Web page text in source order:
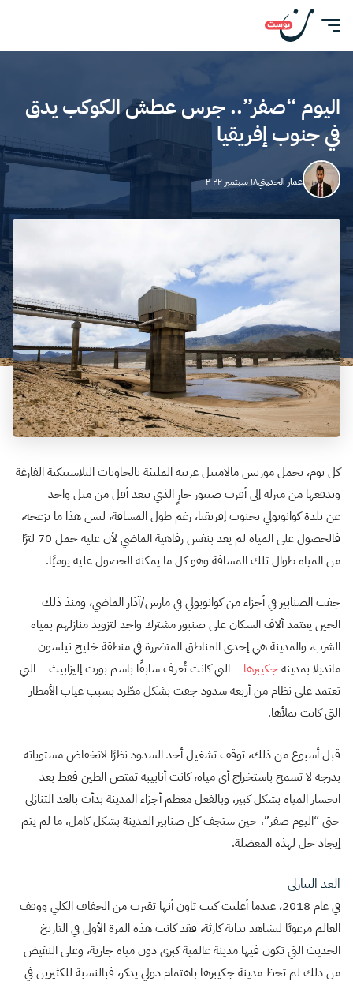
اليوم “صفر”.. جرس عطش الكوكب يدق
في جنوب إفريقيا
عمار الحديثي١٨ سبتمبر ٢٠٢٢
كل يوم، يحمل موريس مالامبيل عربته المليئة بالحاويات البلاستيكية الفارغة
ويدفعها من منزله إلى أقرب صنبور جارٍ الذي يبعد أقل من ميل واحد
عن بلدة كوانوبولي بجنوب إفريقيا، رغم طول المسافة، ليس هذا ما يزعجه،
فالحصول على المياه لم يعد بنفس رفاهية الماضي لأن عليه حمل 70 لترًا
من المياه طوال تلك المسافة وهو كل ما يمكنه الحصول عليه يوميًا.
جفت الصنابير في أجزاء من كوانوبولي في مارس/آذار الماضي، ومنذ ذلك
الحين يعتمد آلاف السكان على صنبور مشترك واحد لتزويد منازلهم بمياه
الشرب، والمدينة هي إحدى المناطق المتضررة في منطقة خليج نيلسون
مانديلا بمدينةجكيبرها – التي كانت تُعرف سابقًا باسم بورت إليزابيث – التي
تعتمد على نظام من أربعة سدود جفت بشكل مطّرد بسبب غياب الأمطار
التي كانت تملأها.
قبل أسبوع من ذلك، توقف تشغيل أحد السدود نظرًا لانخفاض مستوياته
بدرجة لا تسمح باستخراج أي مياه، كانت أنابيبه تمتص الطين فقط بعد
انحسار المياه بشكل كبير، وبالفعل معظم أجزاء المدينة بدأت بالعد التنازلي
حتى “اليوم صفر”، حين ستجف كل صنابير المدينة بشكل كامل، ما لم يتم
إيجاد حل لهذه المعضلة.
العد التنازلي
في عام 2018، عندما أعلنت كيب تاون أنها تقترب من الجفاف الكلي ووقف
العالم مرعوبًا ليشاهد بداية كارثة، فقد كانت هذه المرة الأولى في التاريخ
الحديث التي تكون فيها مدينة عالمية كبرى دون مياه جارية، وعلى النقيض
من ذلك لم تحظ مدينة جكيبرها باهتمام دولي يذكر، فبالنسبة للكثيرين في